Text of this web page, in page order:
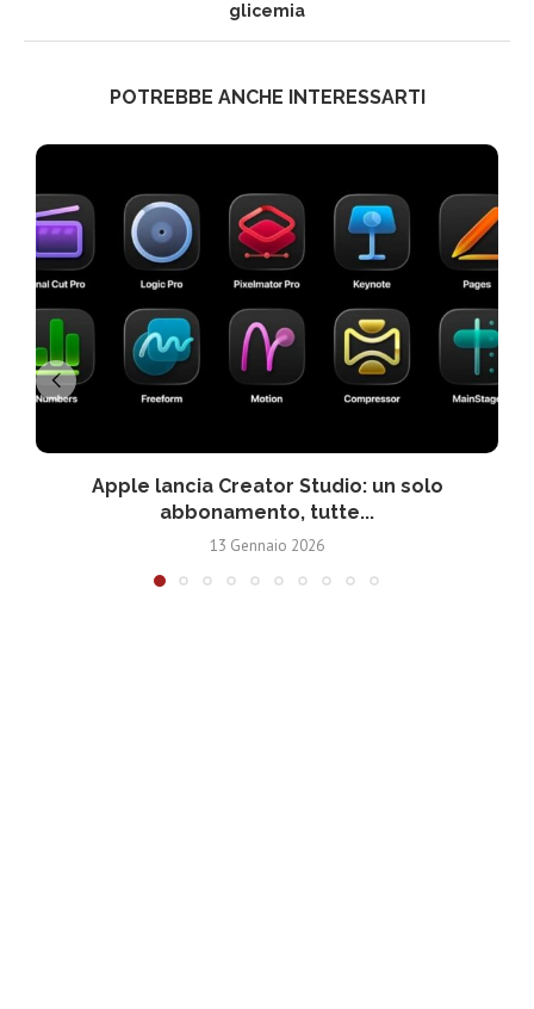
glicemia
POTREBBE ANCHE INTERESSARTI
Apple lancia Creator Studio: un solo
abbonamento, tutte...
13 Gennaio 2026